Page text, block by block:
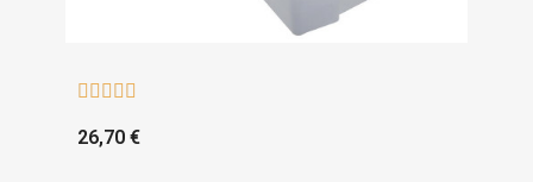
    
26,70 €